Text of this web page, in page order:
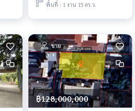
พื้นที่ : 1 งาน 15 ตร.ว.
ขาย
฿128,000,000